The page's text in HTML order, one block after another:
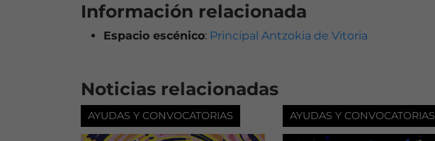
Información relacionada
Espacio escénico: Principal Antzokia de Vitoria
Noticias relacionadas
AYUDAS Y CONVOCATORIAS AYUDAS Y CONVOCATORIAS